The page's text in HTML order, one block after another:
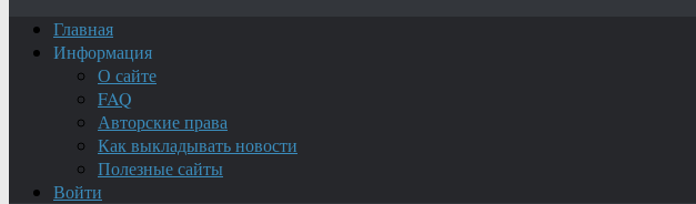
Главная
Информация
О сайте
FAQ
Авторские права
Как выкладывать новости
Полезные сайты
Войти